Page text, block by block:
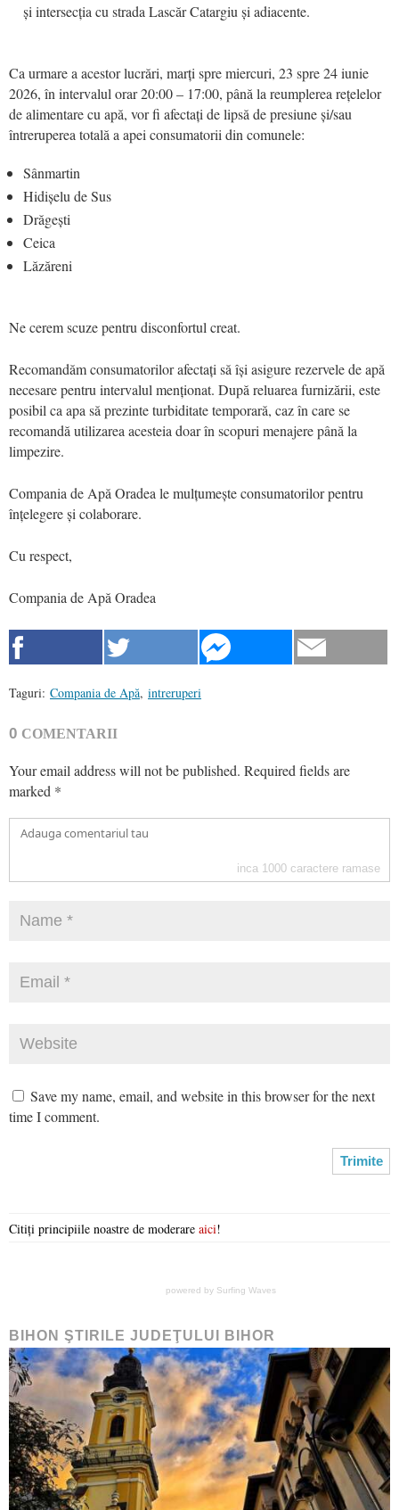
și intersecția cu strada Lascăr Catargiu și adiacente.
Ca urmare a acestor lucrări, marți spre miercuri, 23 spre 24 iunie
2026, în intervalul orar 20:00 – 17:00, până la reumplerea rețelelor
de alimentare cu apă, vor fi afectați de lipsă de presiune și/sau
întreruperea totală a apei consumatorii din comunele:
Sânmartin
Hidișelu de Sus
Drăgești
Ceica
Lăzăreni
Ne cerem scuze pentru disconfortul creat.
Recomandăm consumatorilor afectați să își asigure rezervele de apă
necesare pentru intervalul menționat. După reluarea furnizării, este
posibil ca apa să prezinte turbiditate temporară, caz în care se
recomandă utilizarea acesteia doar în scopuri menajere până la
limpezire.
Compania de Apă Oradea le mulțumește consumatorilor pentru
înțelegere și colaborare.
Cu respect,
Compania de Apă Oradea
Taguri: Compania de Apă, intreruperi
0 COMENTARII
Your email address will not be published. Required fields are
marked *
inca 1000 caractere ramase
Save my name, email, and website in this browser for the next
time I comment.
Citiți principiile noastre de moderare aici!
powered by Surfing Waves
BIHON ŞTIRILE JUDEŢULUI BIHOR